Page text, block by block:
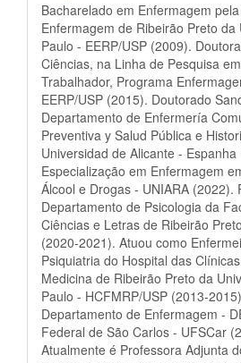
Bacharelado em Enfermagem
Enfermagem de Ribeirão Preto da
Paulo - EERP/USP (2009).
Ciências, na Linha de Pesquisa
Trabalhador, Programa
EERP/USP (2015). Doutorado
Departamento de Enfermería
Preventiva y Salud Pública e
Universidad de Alicante -
Especialização em Enfermagem
Álcool e Drogas - UNIARA (2022).
Departamento de Psicologia da
Ciências e Letras de Ribeirão
(2020-2021). Atuou como
Psiquiatria do Hospital das
Medicina de Ribeirão Preto da
Paulo - HCFMRP/USP (2013-
Departamento de Enfermagem -
Federal de São Carlos - UFSCar
Atualmente é Professora Adjunta